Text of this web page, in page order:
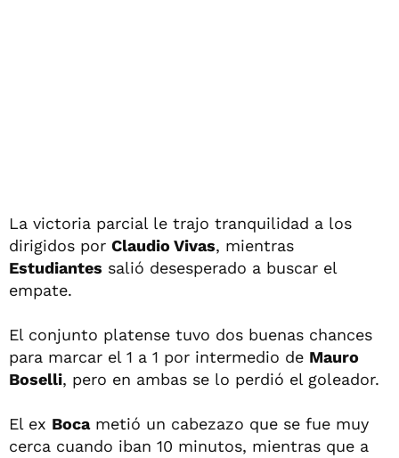
La victoria parcial le trajo tranquilidad a los
dirigidos por Claudio Vivas, mientras
Estudiantes salió desesperado a buscar el
empate.
El conjunto platense tuvo dos buenas chances
para marcar el 1 a 1 por intermedio de Mauro
Boselli, pero en ambas se lo perdió el goleador.
El ex Bocametió un cabezazo que se fue muy
cerca cuando iban 10 minutos, mientras que a